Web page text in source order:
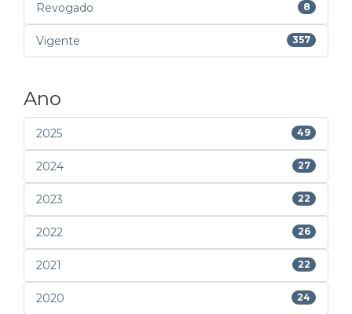
Revogado 8
Vigente 357
Ano
2025 49
2024 27
2023 22
2022 26
2021 22
2020 24